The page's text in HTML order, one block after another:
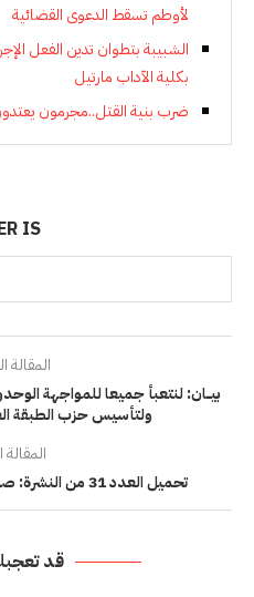
لأوطم تسقط الدعوى القضائية
الشبيبة بتطوان تدين الفعل
بكلية الآداب مارتيل
ضرب بنية القتل..مجرمون
IS
المقالة
بيــــان: لنتعبأ جميعا للمواجهة
ولتأسيس حزب الطبقة
المقالة
تحميل العدد 31 من النشرة: صوت العمال وعموم الكادحين
قد